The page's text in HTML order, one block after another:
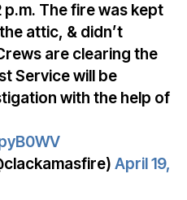
p.m. The fire was kept
attic, & didn’t
are clearing the
Service will be
with the help of
April 19,